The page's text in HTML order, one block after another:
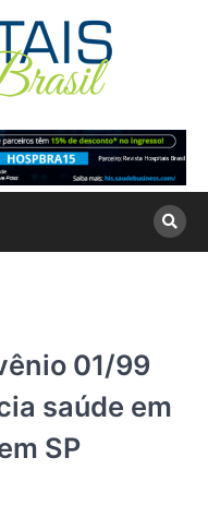
01/99
saúde em
SP